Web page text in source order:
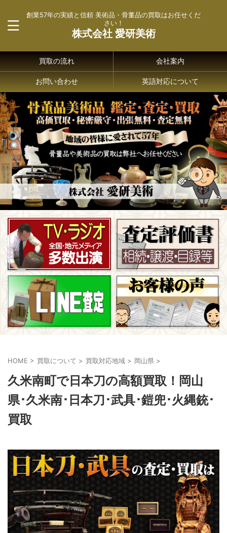
創業57年の実績と信頼 美術品・骨董品の買取はお任せくだ
さい！
株式会社 愛研美術
買取の流れ 会社案内
お問い合わせ 英語対応について
HOME > 買取について > 買取対応地域 > 岡山県 >
久米南町で日本刀の高額買取！岡山
県･久米南･日本刀･武具･鎧兜･火縄銃･
買取